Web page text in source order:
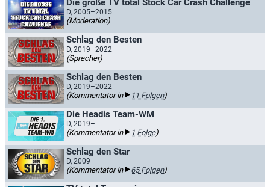
Die große TV total Stock Car Crash Challenge
D, 2005–2015
(Moderation)
Schlag den Besten
D, 2019–2022
(Sprecher)
Schlag den Besten
D, 2019–2022
(Kommentator in 11 Folgen)
Die Headis Team-WM
D, 2019–
(Kommentator in 1 Folge)
Schlag den Star
D, 2009–
(Kommentator in 65 Folgen)